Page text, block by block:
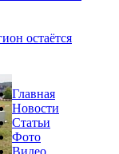
остаётся
Главная
Новости
Статьи
Фото
Видео